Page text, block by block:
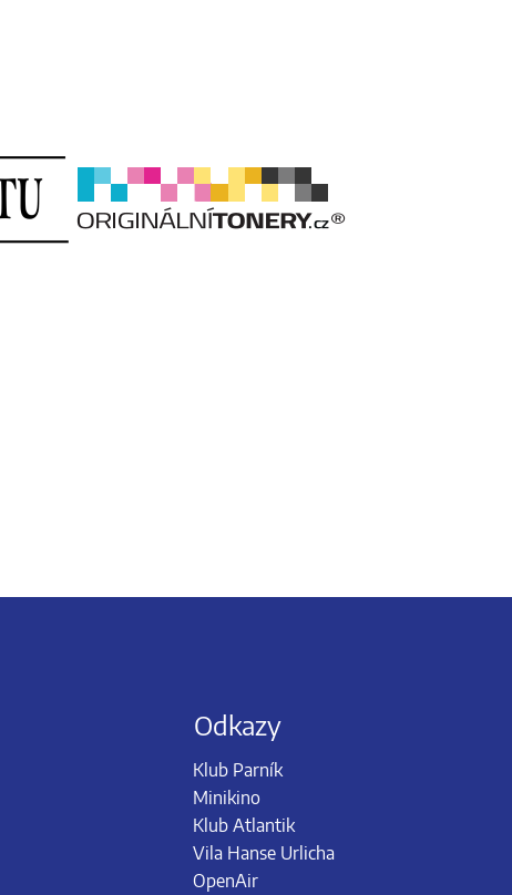
Odkazy
Klub Parník
Minikino
Klub Atlantik
Vila Hanse Urlicha
OpenAir